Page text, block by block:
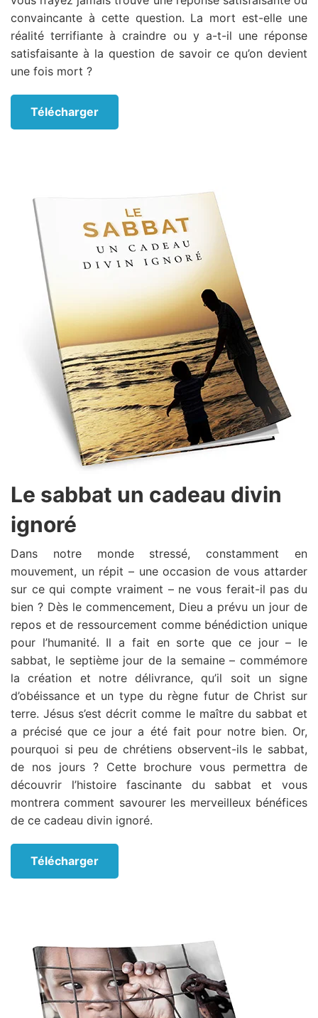
convaincante à cette question. La mort est-elle une
réalité terrifiante à craindre ou y a-t-il une réponse
satisfaisante à la question de savoir ce qu’on devient
une fois mort ?
Télécharger
Le sabbat un cadeau divin
ignoré
Dans notre monde stressé, constamment en
mouvement, un répit – une occasion de vous attarder
sur ce qui compte vraiment – ne vous ferait-il pas du
bien ? Dès le commencement, Dieu a prévu un jour de
repos et de ressourcement comme bénédiction unique
pour l’humanité. Il a fait en sorte que ce jour – le
sabbat, le septième jour de la semaine – commémore
la création et notre délivrance, qu’il soit un signe
d’obéissance et un type du règne futur de Christ sur
terre. Jésus s’est décrit comme le maître du sabbat et
a précisé que ce jour a été fait pour notre bien. Or,
pourquoi si peu de chrétiens observent-ils le sabbat,
de nos jours ? Cette brochure vous permettra de
découvrir l’histoire fascinante du sabbat et vous
montrera comment savourer les merveilleux bénéfices
de ce cadeau divin ignoré.
Télécharger